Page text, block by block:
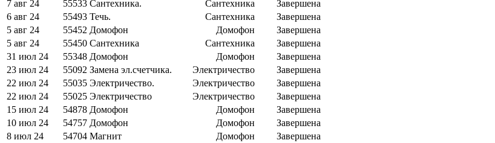
7 авг 24
55533 Сантехника. Сантехника
Завершена
6 авг 24
55493 Течь. Сантехника
Завершена
5 авг 24
55452 Домофон Домофон
Завершена
5 авг 24
55450 Сантехника Сантехника
Завершена
31 июл 24
55348 Домофон Домофон
Завершена
23 июл 24
55092 Замена эл.счетчика. Электричество
Завершена
22 июл 24
55035 Электричество. Электричество
Завершена
22 июл 24
55025 Электричество Электричество
Завершена
15 июл 24
54878 Домофон Домофон
Завершена
10 июл 24
54757 Домофон Домофон
Завершена
8 июл 24
54704 Магнит Домофон
Завершена